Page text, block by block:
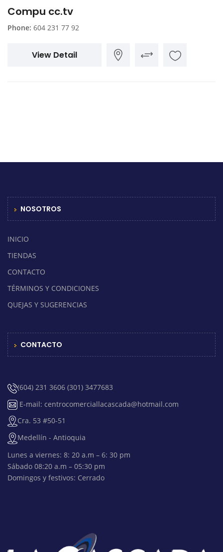
Compu cc.tv
Phone: 604 231 77 92
View Detail
NOSOTROS
INICIO
TIENDAS
CONTACTO
TÉRMINOS Y CONDICIONES
QUEJAS Y SUGERENCIAS
CONTACTO
(604) 231 3606 (301) 3477683
E-mail: centrocomerciallacascada@hotmail.com
Cra. 53 #50-51
Medellín - Antioquia
Lunes a viernes: 8: 20 a.m – 6: 30 pm
Sábado 08:20 a.m – 05:30 pm
Domingos y festivos: Cerrado